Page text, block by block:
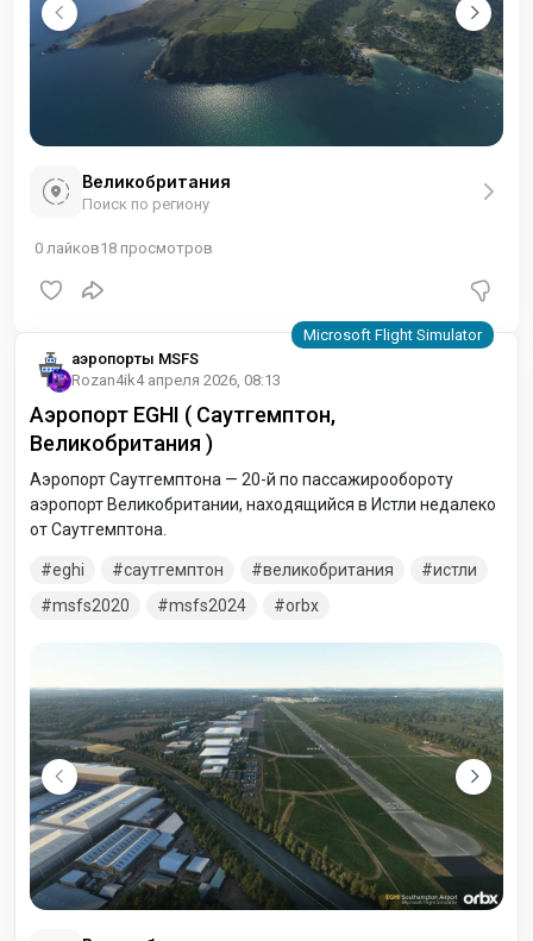
Великобритания
Поиск по региону
0 лайков18 просмотров
аэропорты MSFS
Rozan4ik4 апреля 2026, 08:13
Аэропорт EGHI ( Саутгемптон,
Великобритания )
Аэропорт Саутгемптона — 20-й по пассажирообороту
аэропорт Великобритании, находящийся в Истли недалеко
от Саутгемптона.
eghi саутгемптон великобритания
истли
msfs2020
msfs2024 orbx